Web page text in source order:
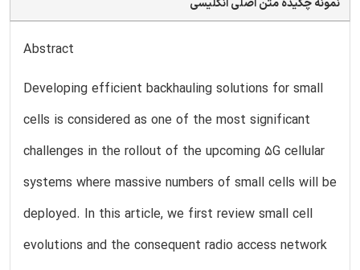
نمونه چکیده متن اصلی انگلیسی
Abstract
Developing efficient backhauling solutions for small
cells is considered as one of the most significant
challenges in the rollout of the upcoming 5G cellular
systems where massive numbers of small cells will be
deployed. In this article, we first review small cell
evolutions and the consequent radio access network